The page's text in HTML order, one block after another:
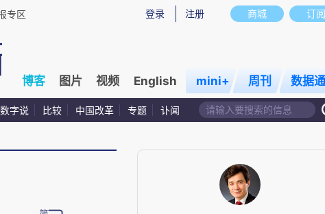
商城 订阅
登录 注册
专区
博客 图片 视频 English mini+ 周刊 数据通
数字说 比较 中国改革 专题 讣闻